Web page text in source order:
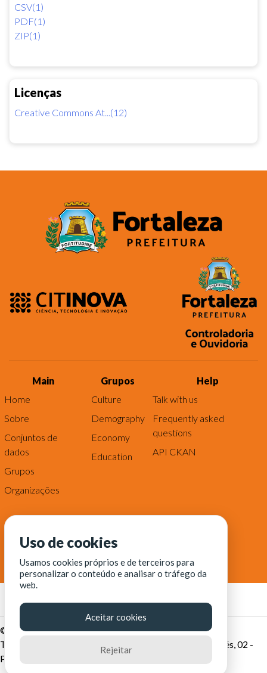
CSV(1)
PDF(1)
ZIP(1)
Licenças
Creative Commons At...(12)
Main
Home
Sobre
Conjuntos de
dados
Grupos
Organizações
Grupos
Culture
Demography
Economy
Education
Help
Talk with us
Frequently asked
questions
API CKAN
© Fortaleza Digital || CITINOVA - Fundação de Ciência,
Tecnologia e Inovação de Fortaleza - Rua dos Tremembés, 02 -
Praia de Iracema - Fortaleza-CE
Uso de cookies
Usamos cookies próprios e de terceiros para
personalizar o conteúdo e analisar o tráfego da
web.
Aceitar cookies
Rejeitar